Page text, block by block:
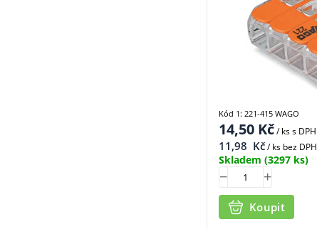
14,50 Kč/ kss DPH
11,98 Kč/ ks bez DPH
Skladem (3297 ks)
Koupit
Kód 1: 221-415 WAGO